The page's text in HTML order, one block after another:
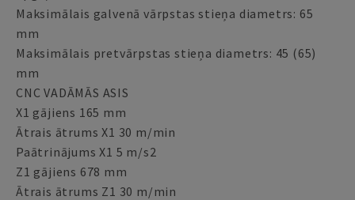
Maksimālais galvenā vārpstas stieņa diametrs: 65
mm
Maksimālais pretvārpstas stieņa diametrs: 45 (65)
mm
CNC VADĀMĀS ASIS
X1 gājiens 165 mm
Ātrais ātrums X1 30 m/min
Paātrinājums X1 5 m/s2
Z1 gājiens 678 mm
Ātrais ātrums Z1 30 m/min